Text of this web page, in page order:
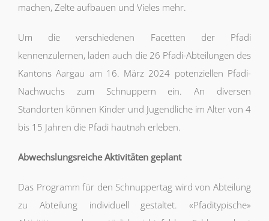
machen, Zelte aufbauen und Vieles mehr.
Um die verschiedenen Facetten der Pfadi
kennenzulernen, laden auch die 26 Pfadi-Abteilungen des
Kantons Aargau am 16. März 2024 potenziellen Pfadi-
Nachwuchs zum Schnuppern ein. An diversen
Standorten können Kinder und Jugendliche im Alter von 4
bis 15 Jahren die Pfadi hautnah erleben.
Abwechslungsreiche Aktivitäten geplant
Das Programm für den Schnuppertag wird von Abteilung
zu Abteilung individuell gestaltet. «Pfaditypische»